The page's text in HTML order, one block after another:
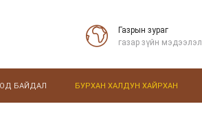
Газрын зураг
газар зүйн мэдээлэл
БАЙДАЛ БУРХАН ХАЛДУН ХАЙРХАН